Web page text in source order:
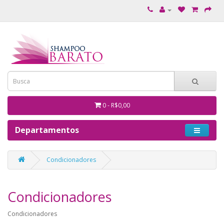
0 - R$0,00
Departamentos
Condicionadores
Condicionadores
Condicionadores